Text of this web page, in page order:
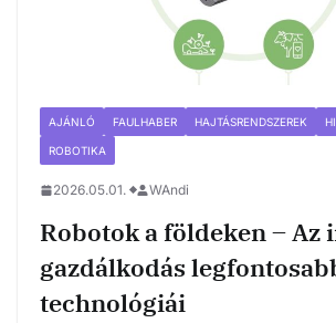
AJÁNLÓ FAULHABER HAJTÁSRENDSZEREK
ROBOTIKA
2026.05.01. WAndi
Robotok a földeken – Az
gazdálkodás
technológiái